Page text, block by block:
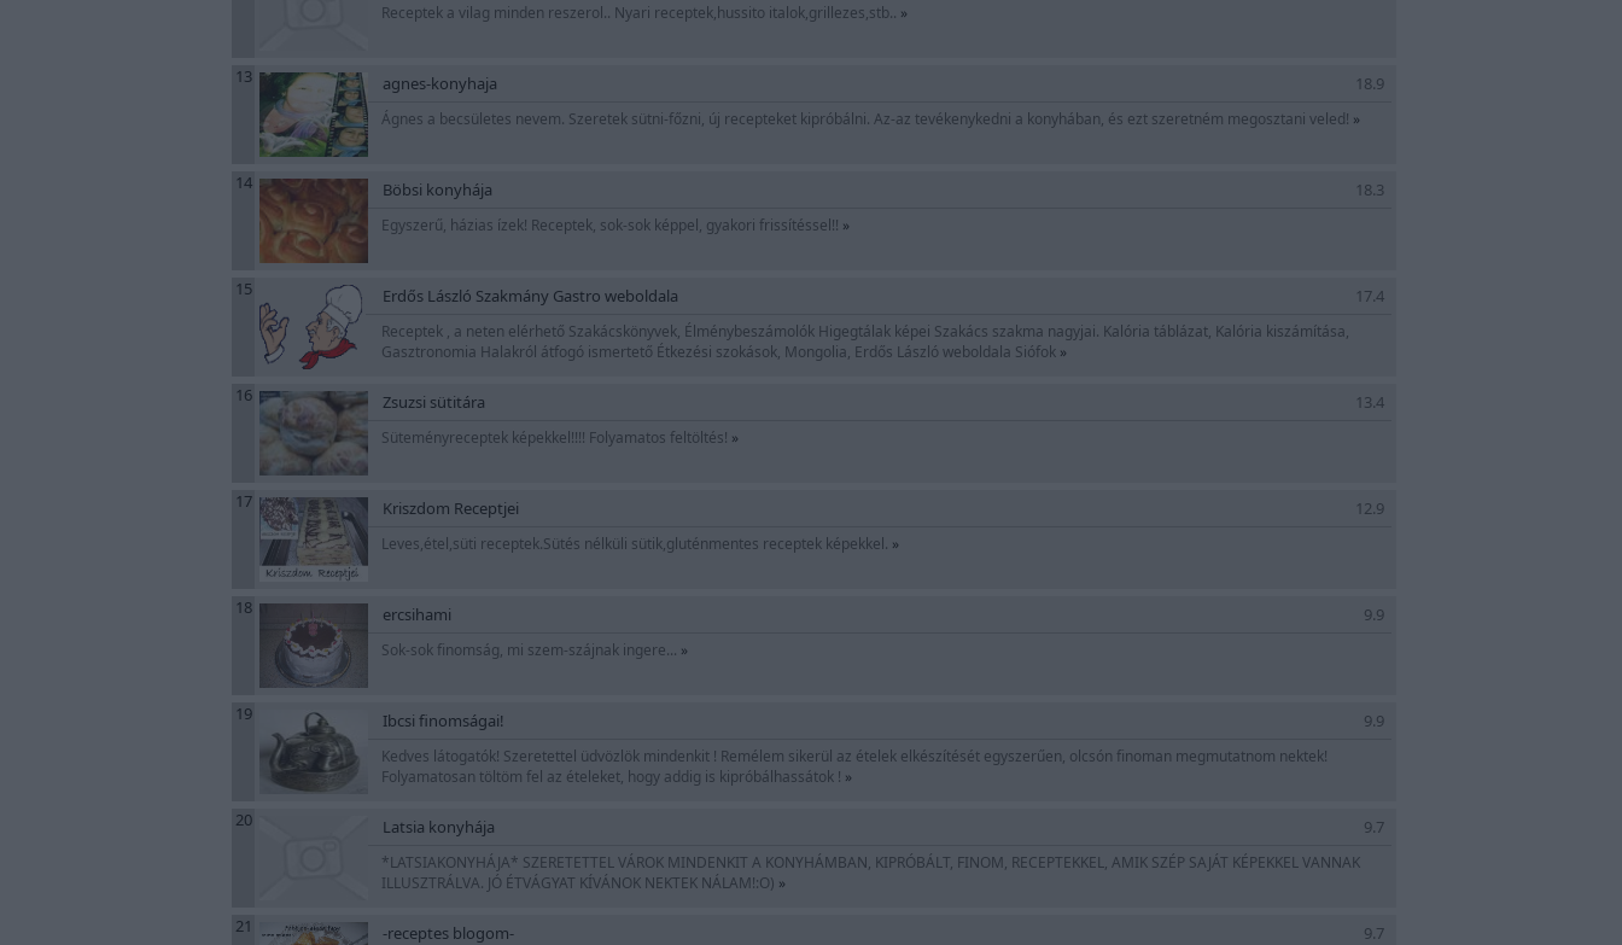
Receptek a vilag minden reszerol.. Nyari receptek,hussito italok,grillezes,stb.. »
13 18.9
agnes-konyhaja
Ágnes a becsületes nevem. Szeretek sütni-főzni, új recepteket kipróbálni. Az-az tevékenykedni a konyhában, és ezt szeretném megosztani veled! »
14 18.3
Böbsi konyhája
Egyszerű, házias ízek! Receptek, sok-sok képpel, gyakori frissítéssel!! »
15 17.4
Erdős László Szakmány Gastro weboldala
Receptek , a neten elérhető Szakácskönyvek, Élménybeszámolók Higegtálak képei Szakács szakma nagyjai. Kalória táblázat, Kalória kiszámítása,
Gasztronomia Halakról átfogó ismertető Étkezési szokások, Mongolia, Erdős László weboldala Siófok »
16 13.4
Zsuzsi sütitára
Süteményreceptek képekkel!!!! Folyamatos feltöltés! »
17 12.9
Kriszdom Receptjei
Leves,étel,süti receptek.Sütés nélküli sütik,gluténmentes receptek képekkel. »
18 9.9
ercsihami
Sok-sok finomság, mi szem-szájnak ingere... »
19 9.9
Ibcsi finomságai!
Kedves látogatók! Szeretettel üdvözlök mindenkit ! Remélem sikerül az ételek elkészítését egyszerűen, olcsón finoman megmutatnom nektek!
Folyamatosan töltöm fel az ételeket, hogy addig is kipróbálhassátok ! »
20 9.7
Latsia konyhája
*LATSIAKONYHÁJA* SZERETETTEL VÁROK MINDENKIT A KONYHÁMBAN, KIPRÓBÁLT, FINOM, RECEPTEKKEL, AMIK SZÉP SAJÁT KÉPEKKEL VANNAK
ILLUSZTRÁLVA. JÓ ÉTVÁGYAT KÍVÁNOK NEKTEK NÁLAM!:O) »
21 9.7
-receptes blogom-